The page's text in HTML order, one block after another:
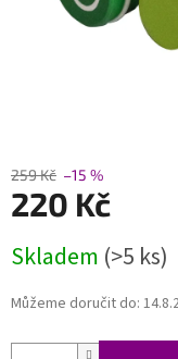
259 Kč –15 %
220 Kč
cena:
Skladem (>5 ks)
Můžeme doručit do: